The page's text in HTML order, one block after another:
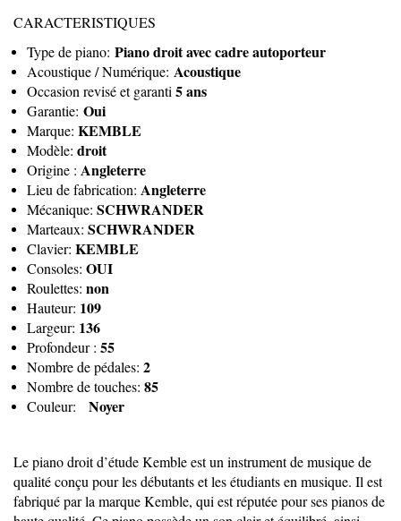
CARACTERISTIQUES
Type de piano: Piano droit avec cadre autoporteur
Acoustique / Numérique: Acoustique
Occasion revisé et garanti5 ans
Garantie: Oui
Marque: KEMBLE
Modèle: droit
Origine : Angleterre
Lieu de fabrication: Angleterre
Mécanique: SCHWRANDER
Marteaux: SCHWRANDER
Clavier: KEMBLE
Consoles: OUI
Roulettes: non
Hauteur: 109
Largeur: 136
Profondeur : 55
Nombre de pédales: 2
Nombre de touches: 85
Couleur: Noyer
Le piano droit d’étude Kemble est un instrument de musique de
qualité conçu pour les débutants et les étudiants en musique. Il est
fabriqué par la marque Kemble, qui est réputée pour ses pianos de